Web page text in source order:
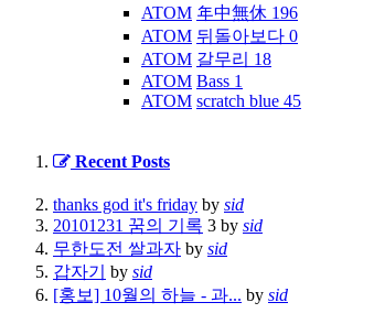
ATOM 年中無休 196
ATOM 뒤돌아보다 0
ATOM 갈무리 18
ATOM Bass 1
ATOM scratch blue 45
Recent Posts
thanks god it's friday by sid
20101231 꿈의 기록 3 by sid
무한도전 쌀과자 by sid
갑자기
by sid
[홍보] 10월의 하늘 - 과... by sid